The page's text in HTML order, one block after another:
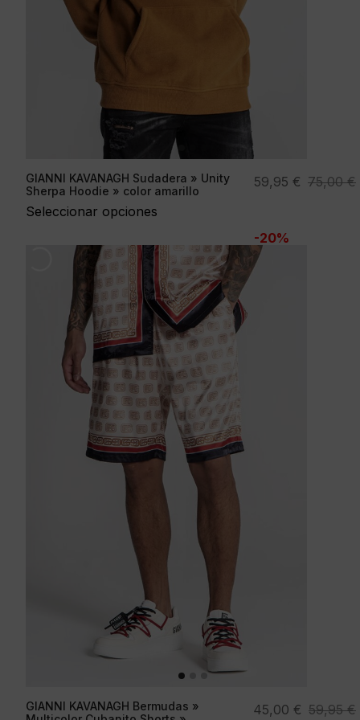
GIANNI KAVANAGH Sudadera » Unity
Sherpa Hoodie » color amarillo
Seleccionar opciones
75,00€
El
era:
75,00 €.
59,95 €
El
es:
59,95 €.
-20%
GIANNI KAVANAGH Bermudas »
59,95€
El
45,00 €
El